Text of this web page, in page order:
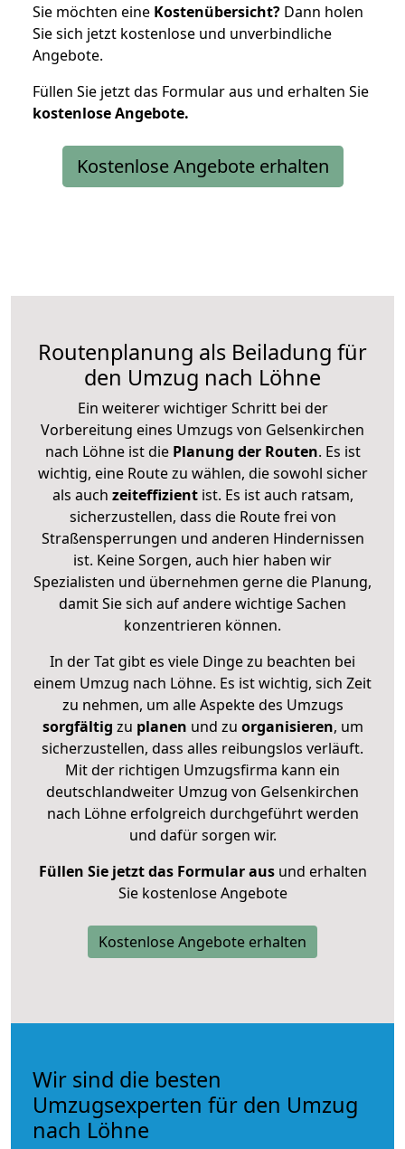
Sie möchten eine Kostenübersicht? Dann holen
Sie sich jetzt kostenlose und unverbindliche
Angebote.
Füllen Sie jetzt das Formular aus und erhalten Sie
kostenloseAngebote.
Kostenlose Angebote erhalten
Routenplanung als Beiladung für
den Umzug nach Löhne
Ein weiterer wichtiger Schritt bei der
Vorbereitung eines Umzugs von Gelsenkirchen
nach Löhne ist diePlanung der Routen. Es ist
wichtig, eine Route zu wählen, die sowohl sicher
als auch zeiteffizientist. Es ist auch ratsam,
sicherzustellen, dass die Route frei von
Straßensperrungen und anderen Hindernissen
ist. Keine Sorgen, auch hier haben wir
Spezialisten und übernehmen gerne die Planung,
damit Sie sich auf andere wichtige Sachen
konzentrieren können.
In der Tat gibt es viele Dinge zu beachten bei
einem Umzug nach Löhne. Es ist wichtig, sich Zeit
zu nehmen, um alle Aspekte des Umzugs
sorgfältig zu planen und zu organisieren, um
sicherzustellen, dass alles reibungslos verläuft.
Mit der richtigen Umzugsfirma kann ein
deutschlandweiter Umzug von Gelsenkirchen
nach Löhne erfolgreich durchgeführt werden
und dafür sorgen wir.
Füllen Sie jetzt das Formular ausund erhalten
Sie kostenlose Angebote
Kostenlose Angebote erhalten
Wir sind die besten
Umzugsexperten für den Umzug
nach Löhne